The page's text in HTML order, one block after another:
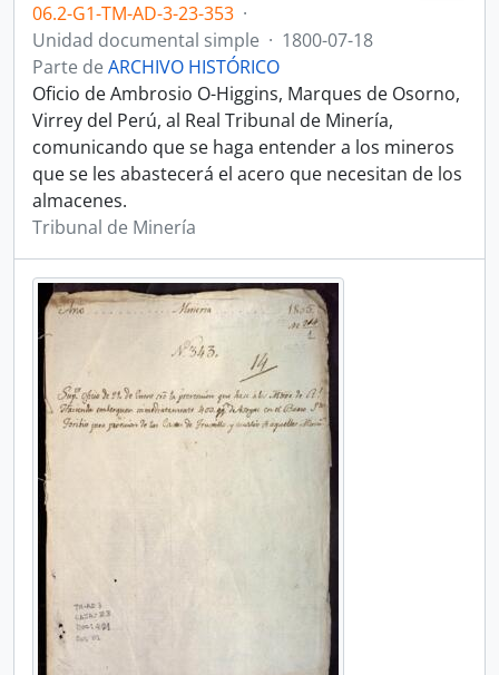
06.2-G1-TM-AD-3-23-353 ·
Unidad documental simple · 1800-07-18
Parte de ARCHIVO HISTÓRICO
Oficio de Ambrosio O-Higgins, Marques de Osorno,
Virrey del Perú, al Real Tribunal de Minería,
comunicando que se haga entender a los mineros
que se les abastecerá el acero que necesitan de los
almacenes.
Tribunal de Minería